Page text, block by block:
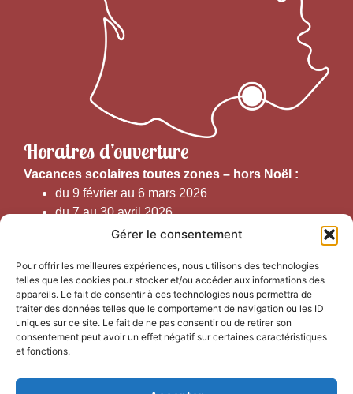
Gérer le consentement
Pour offrir les meilleures expériences, nous utilisons des technologies
telles que les cookies pour stocker et/ou accéder aux informations des
appareils. Le fait de consentir à ces technologies nous permettra de
traiter des données telles que le comportement de navigation ou les ID
uniques sur ce site. Le fait de ne pas consentir ou de retirer son
consentement peut avoir un effet négatif sur certaines caractéristiques
et fonctions.
Horaires d’ouverture
Vacances scolaires toutes zones – hors Noël :
du 9 février au 6 mars 2026
du 7 au 30 avril 2026
du 1er juin au 30 septembre 2026
Horaires d’ouverture au public :
Du 1er septembre au 30 juin 2026 (hors juillet et août)
du lundi au vendredi de 9h50 à 12h30 et de